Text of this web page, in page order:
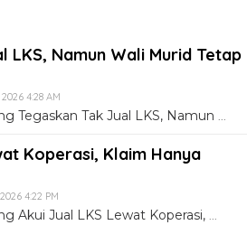
LKS, Namun Wali Murid Tetap
4:28 AM
Tegaskan Tak Jual LKS, Namun
Koperasi, Klaim Hanya
4:22 PM
Akui Jual LKS Lewat Koperasi,